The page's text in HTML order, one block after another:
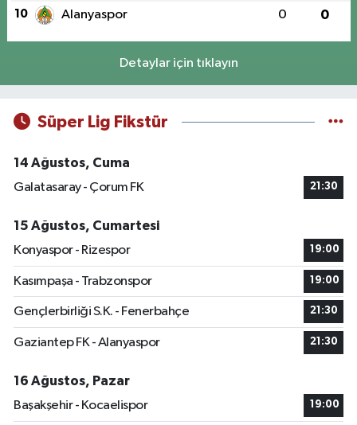
10 Alanyaspor 0 0
Detaylar için tıklayın
Süper Lig Fikstür
14 Ağustos, Cuma
Galatasaray - Çorum FK
21:30
15 Ağustos, Cumartesi
Konyaspor - Rizespor
19:00
Kasımpaşa - Trabzonspor 19:00
Gençlerbirliği S.K. - Fenerbahçe 21:30
Gaziantep FK - Alanyaspor 21:30
16 Ağustos, Pazar
Başakşehir - Kocaelispor
19:00